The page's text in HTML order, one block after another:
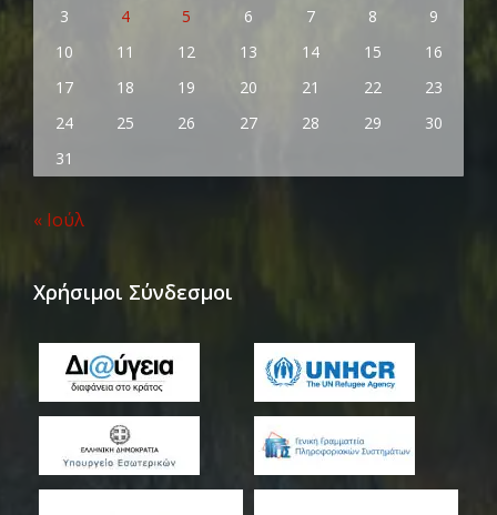
3
4 5 6 7 8
9
10
11 12 13 14 15
16
17
18 19 20 21 22
23
24
25 26 27 28 29
30
31
« Ιούλ
Χρήσιμοι Σύνδεσμοι